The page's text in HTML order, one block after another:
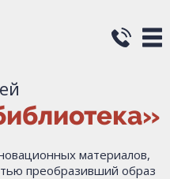
материалов,
преобразивший образ